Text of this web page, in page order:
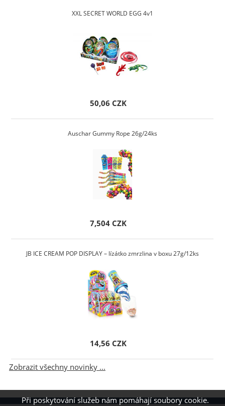
XXL SECRET WORLD EGG 4v1
50,06 CZK
Auschar Gummy Rope 26g/24ks
7,504 CZK
JB ICE CREAM POP DISPLAY – lízátko zmrzlina v boxu 27g/12ks
14,56 CZK
Zobrazit všechny novinky ...
Při poskytování služeb nám pomáhají soubory cookie.